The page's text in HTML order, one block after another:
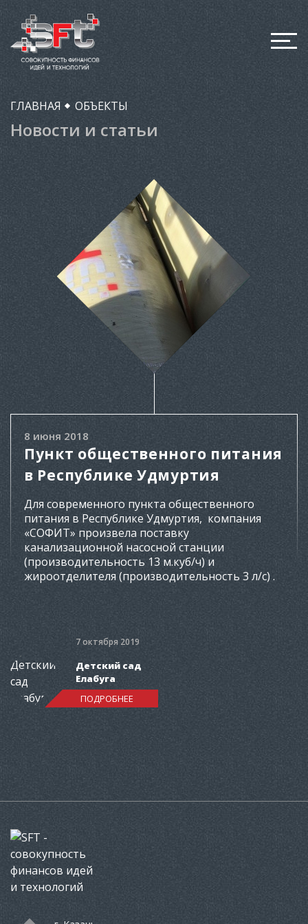
ГЛАВНАЯ ОБЪЕКТЫ
Новости и статьи
8 июня 2018
Пункт общественного питания
в Республике Удмуртия
Для современного пункта общественного
питания в Республике Удмуртия, компания
«СОФИТ» произвела поставку
канализационной насосной станции
(производительность 13 м.куб/ч) и
жироотделителя (производительность 3 л/с) .
7 октября 2019
Детский сад
Елабуга
ПОДРОБНЕЕ
7 октября 2019
производству
ПОДРОБНЕЕ
Поставка
жироотделителей
для Детских садов